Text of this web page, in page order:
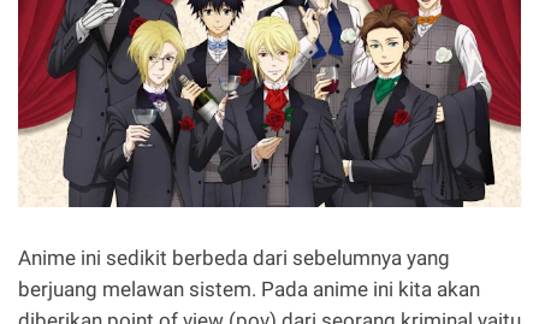
Anime ini sedikit berbeda dari sebelumnya yang
berjuang melawan sistem. Pada anime ini kita akan